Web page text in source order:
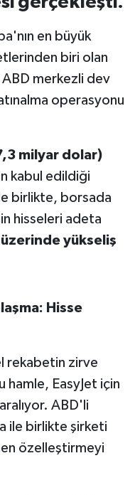
en büyük
biri olan
ABD merkezli dev
operasyonu
milyar dolar)
kabul edildiği
birlikte, borsada
hisseleri adeta
yükseliş
Hisse
rekabetin zirve
hamle, EasyJet için
ABD'li
ile birlikte şirketi
özelleştirmeyi